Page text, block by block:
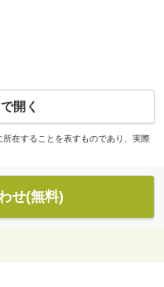
開く
在することを表すものであり、実際
せ(無料)